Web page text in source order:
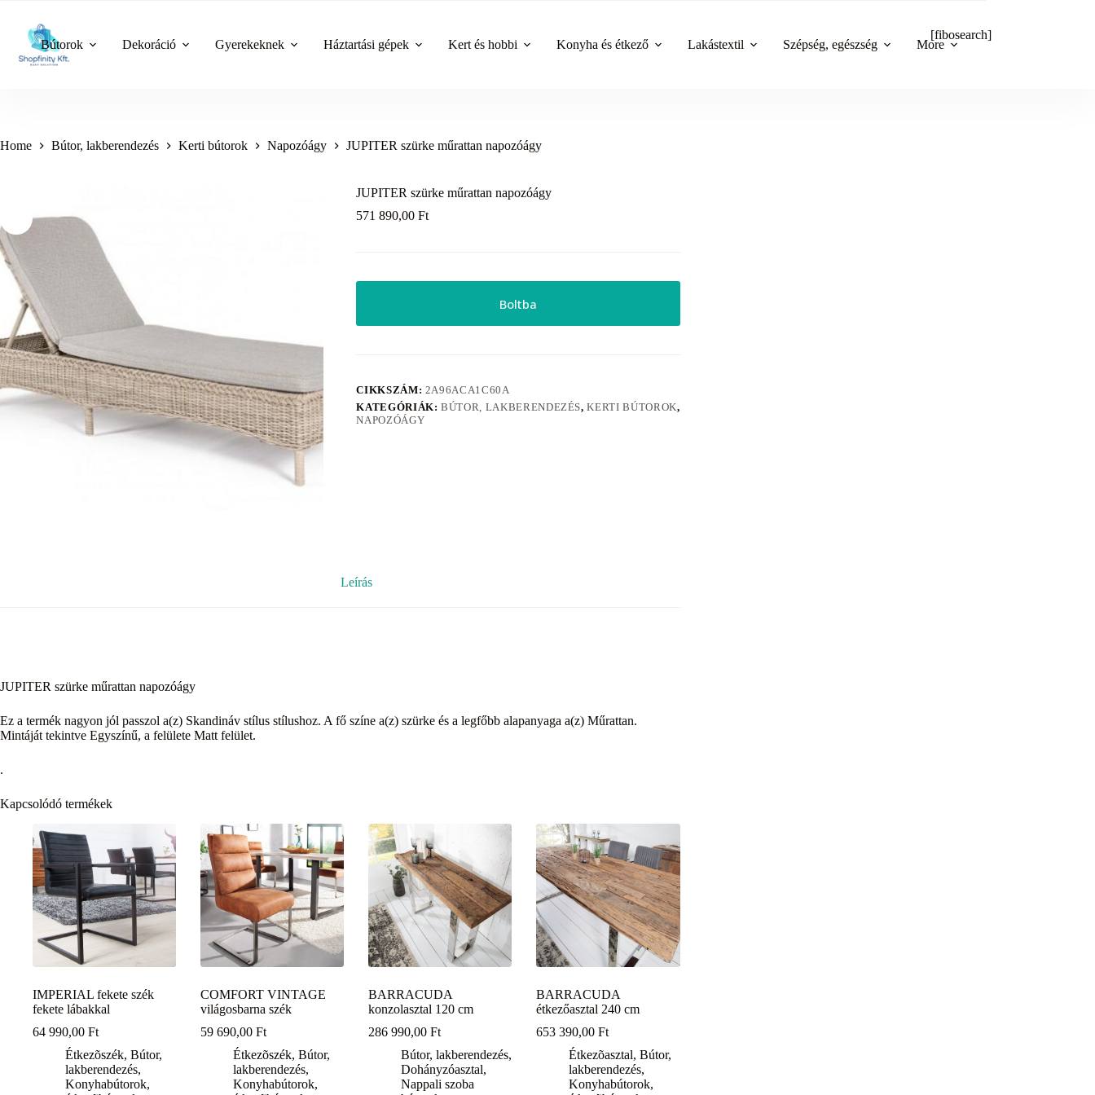
content
Bútorok Dekoráció Gyerekeknek Háztartási gépek Kert és hobbi Konyha és étkező Lakástextil Szépség, egészség More
[fibosearch]
Home Bútor, lakberendezés Kerti bútorok Napozóágy JUPITER szürke műrattan napozóágy
JUPITER szürke műrattan napozóágy
571 890,00Ft
Boltba
CIKKSZÁM: 2A96ACA1C60A
KATEGÓRIÁK:BÚTOR, LAKBERENDEZÉS,KERTI BÚTOROK,
NAPOZÓÁGY
Leírás
JUPITER szürke műrattan napozóágy
Ez a termék nagyon jól passzol a(z) Skandináv stílus stílushoz. A fő színe a(z) szürke és a legfőbb alapanyaga a(z) Műrattan.
Mintáját tekintve Egyszínű, a felülete Matt felület.
.
Kapcsolódó termékek
IMPERIAL fekete szék
fekete lábakkal
64 990,00 Ft
Étkezõszék, Bútor,
lakberendezés,
Konyhabútorok,
COMFORT VINTAGE
világosbarna szék
59 690,00Ft
Étkezõszék,Bútor,
lakberendezés,
Konyhabútorok,
BARRACUDA
konzolasztal 120 cm
286 990,00Ft
Bútor, lakberendezés,
Dohányzóasztal,
Nappali szoba
BARRACUDA
étkezőasztal 240 cm
653 390,00Ft
Étkezõasztal,Bútor,
lakberendezés,
Konyhabútorok,